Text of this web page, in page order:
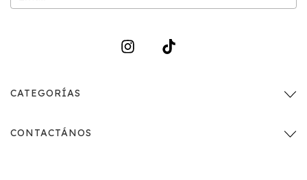
CATEGORÍAS
CONTACTÁNOS